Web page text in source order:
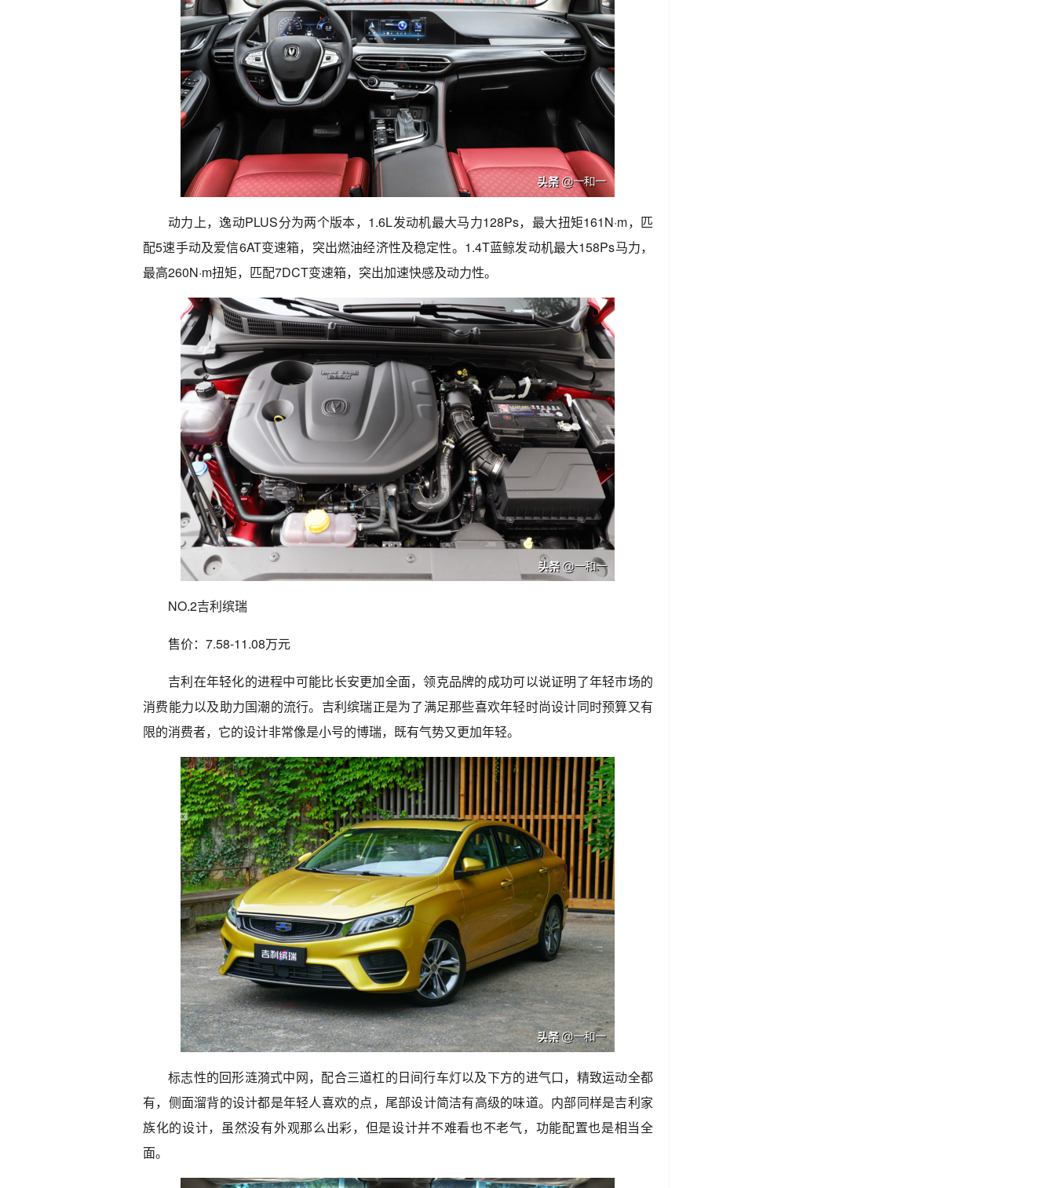
动力上，逸动PLUS分为两个版本，1.6L发动机最大马力128Ps，最大扭矩161N·m，匹
配5速手动及爱信6AT变速箱，突出燃油经济性及稳定性。1.4T蓝鲸发动机最大158Ps马力，
最高260N·m扭矩，匹配7DCT变速箱，突出加速快感及动力性。
NO.2吉利缤瑞
售价：7.58-11.08万元
吉利在年轻化的进程中可能比长安更加全面，领克品牌的成功可以说证明了年轻市场的
消费能力以及助力国潮的流行。吉利缤瑞正是为了满足那些喜欢年轻时尚设计同时预算又有
限的消费者，它的设计非常像是小号的博瑞，既有气势又更加年轻。
标志性的回形涟漪式中网，配合三道杠的日间行车灯以及下方的进气口，精致运动全都
有，侧面溜背的设计都是年轻人喜欢的点，尾部设计简洁有高级的味道。内部同样是吉利家
族化的设计，虽然没有外观那么出彩，但是设计并不难看也不老气，功能配置也是相当全
面。